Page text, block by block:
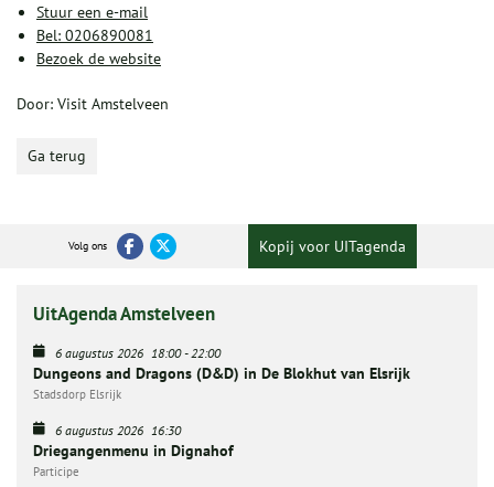
Stuur een e-mail
Bel: 0206890081
Bezoek de website
Door: Visit Amstelveen
Ga terug
Volg ons Kopij voor UITagenda
UitAgenda Amstelveen
6 augustus 2026 18:00- 22:00
Dungeons and Dragons (D&D) in De Blokhut van Elsrijk
Stadsdorp Elsrijk
6 augustus 2026 16:30
Driegangenmenu in Dignahof
Participe